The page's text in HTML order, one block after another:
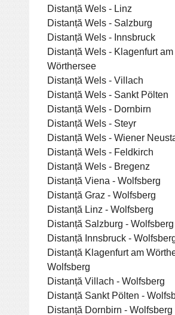
Distanță Wels - Linz
Distanță Wels - Salzburg
Distanță Wels - Innsbruck
Distanță Wels - Klagenfurt am
Wörthersee
Distanță Wels - Villach
Distanță Wels - Sankt Pölten
Distanță Wels - Dornbirn
Distanță Wels - Steyr
Distanță Wels - Wiener
Distanță Wels - Feldkirch
Distanță Wels - Bregenz
Distanță Viena - Wolfsberg
Distanță Graz - Wolfsberg
Distanță Linz - Wolfsberg
Distanță Salzburg - Wolfsberg
Distanță Innsbruck -
Distanță Klagenfurt am
Wolfsberg
Distanță Villach - Wolfsberg
Distanță Sankt Pölten -
Distanță Dornbirn - Wolfsberg